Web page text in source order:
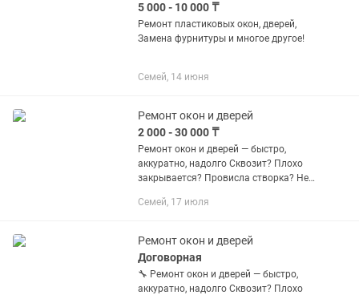
5 000 - 10 000 ₸
Ремонт пластиковых окон, дверей,
Замена фурнитуры и многое другое!
Семей, 14 июня
Ремонт окон и дверей
2 000 - 30 000 ₸
Ремонт окон и дверей — быстро,
аккуратно, надолго Сквозит? Плохо
закрывается? Провисла створка? Не
90% случаев проблему можно решить
Семей, 17 июля
Ремонт окон и дверей
Договорная
🔧 Ремонт окон и дверей — быстро,
аккуратно, надолго Сквозит? Плохо